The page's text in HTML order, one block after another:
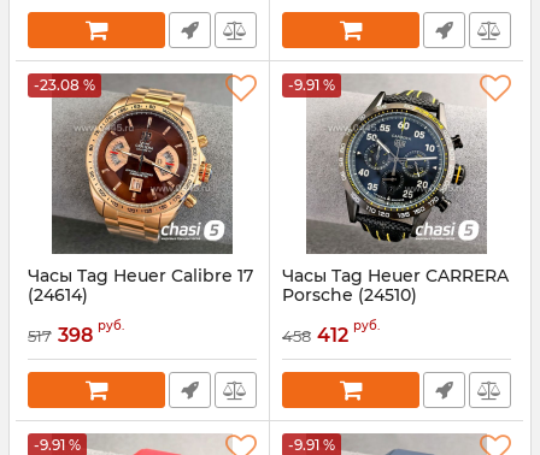
-23.08 %
Часы Tag Heuer Calibre 17
(24614)
24614
517 398 руб.
-9.91 %
Часы Tag Heuer CARRERA
Porsche (24510)
24510
458 412 руб.
-9.91 % -9.91 %